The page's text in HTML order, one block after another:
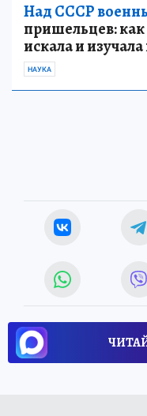
Над СССР
пришельцев: как
искала и
НАУКА